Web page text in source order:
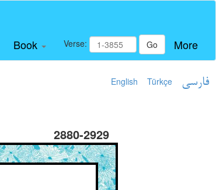
Book Verse: Go More
English Türkçe فارسی
2880-2929